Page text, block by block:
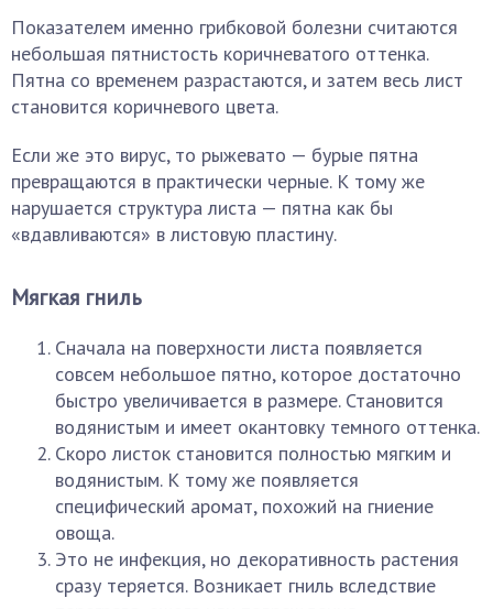
Показателем именно грибковой болезни считаются
небольшая пятнистость коричневатого оттенка.
Пятна со временем разрастаются, и затем весь лист
становится коричневого цвета.
Если же это вирус, то рыжевато — бурые пятна
превращаются в практически черные. К тому же
нарушается структура листа — пятна как бы
«вдавливаются» в листовую пластину.
Мягкая гниль
Сначала на поверхности листа появляется
совсем небольшое пятно, которое достаточно
быстро увеличивается в размере. Становится
водянистым и имеет окантовку темного оттенка.
Скоро листок становится полностью мягким и
водянистым. К тому же появляется
специфический аромат, похожий на гниение
овоща.
Это не инфекция, но декоративность растения
сразу теряется. Возникает гниль вследствие